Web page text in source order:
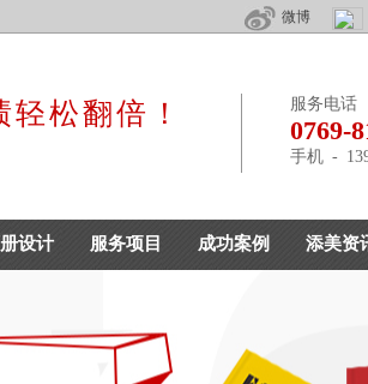
微博
松翻倍！ 服务电话
0769-
手机 -
设计 服务项目 成功案例 添美资